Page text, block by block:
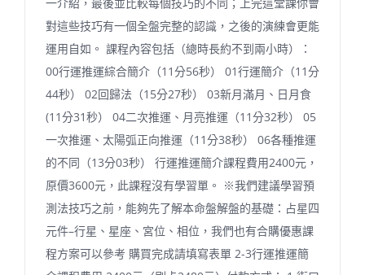
對這些技巧有一個全盤完整的認識，之後的演練會更能
運用自如。 課程內容包括（總時長約不到兩小時）：
00行運推運綜合簡介（11分56秒） 01行運簡介（11分
44秒） 02回歸法（15分27秒） 03新月滿月、日月食
(11分31秒） 04二次推運、月亮推運（11分32秒） 05
一次推運、太陽弧正向推運（11分38秒） 06各種推運
的不同（13分03秒） 行運推運簡介課程費用2400元，
原價3600元，此課程沒有學習單。 ※我們建議學習預
測法技巧之前，能夠先了解本命盤解盤的基礎：占星四
元件–行星、星座、宮位、相位，我們也有合購優惠課
程方案可以參考 購買完成請填寫表單 2-3行運推運簡